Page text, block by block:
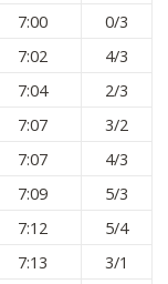
7:00
0/3
7:02
4/3
7:04
2/3
7:07
3/2
7:07
4/3
7:09
5/3
7:12
5/4
7:13
3/1